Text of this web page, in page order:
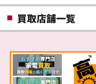
買取店舗一覧